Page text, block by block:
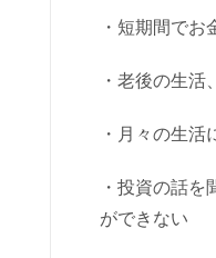
・短期間でお
・老後の生
・月々の生
・投資の話
ができない